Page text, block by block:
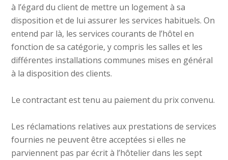
à l’égard du client de mettre un logement à sa
disposition et de lui assurer les services habituels. On
entend par là, les services courants de l’hôtel en
fonction de sa catégorie, y compris les salles et les
différentes installations communes mises en général
à la disposition des clients.
Le contractant est tenu au paiement du prix convenu.
Les réclamations relatives aux prestations de services
fournies ne peuvent être acceptées si elles ne
parviennent pas par écrit à l’hôtelier dans les sept